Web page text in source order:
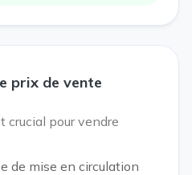
prix de vente
crucial pour vendre
de mise en circulation